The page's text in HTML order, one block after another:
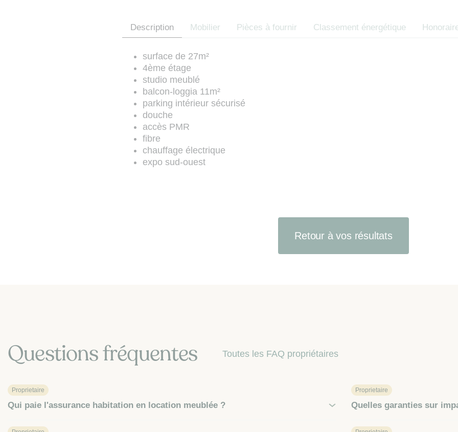
Description Mobilier Pièces à fournir Classement énergétique
surface de 27m²
4ème étage
studio meublé
balcon-loggia 11m²
parking intérieur sécurisé
douche
accès PMR
fibre
chauffage électrique
expo sud-ouest
Retour à vos résultats
Questions fréquentes Toutes les FAQ propriétaires
Proprietaire
Qui paie l'assurance habitation en location meublée ?
Proprietaire
Quelles garanties sur